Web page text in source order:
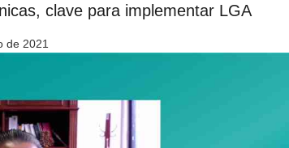
clave para implementar LGA
de 2021